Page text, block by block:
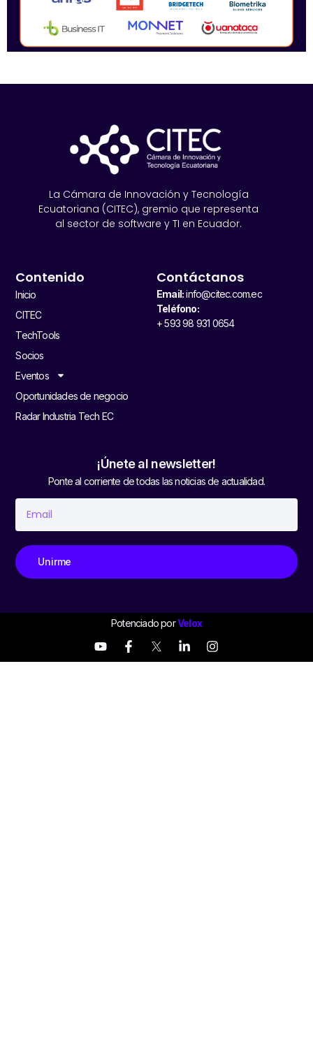
La Cámara de Innovación y Tecnología
Ecuatoriana (CITEC), gremio que representa
al sector de software y TI en Ecuador.
Contenido
Inicio
CITEC
TechTools
Socios
Eventos
Oportunidades de negocio
Radar Industria Tech EC
Contáctanos
Email:info@citec.com.ec
Teléfono:
+ 593 98 931 0654
¡Únete al newsletter!
Ponte al corriente de todas las noticias de actualidad.
Unirme
Potenciado porVelox